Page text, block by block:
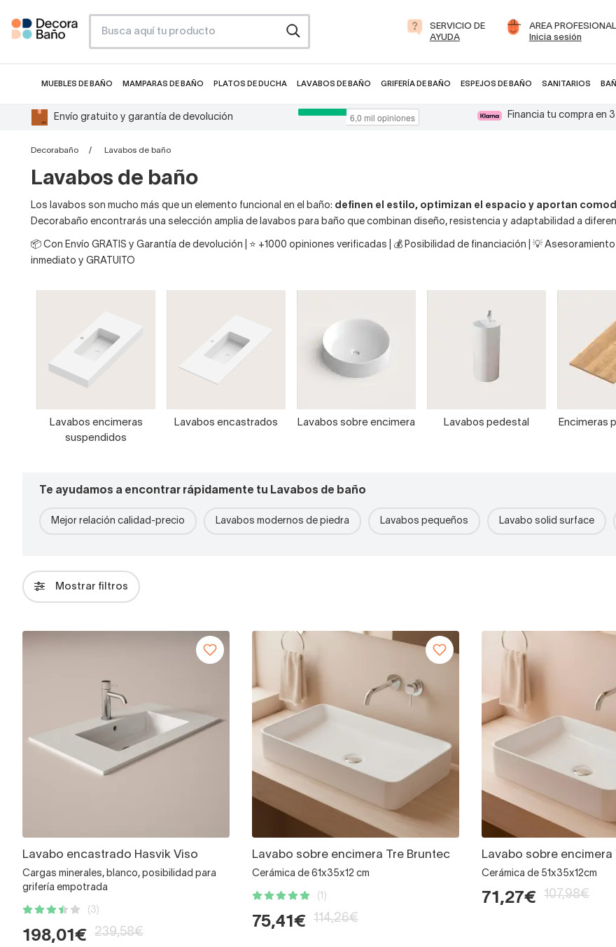
SERVICIO DE
AYUDA
AREA PROFESIONAL
Inicia sesión
MUEBLES DE BAÑO MAMPARAS DE BAÑO PLATOS DE DUCHA LAVABOS DE BAÑO GRIFERÍA DE BAÑO ESPEJOS DE BAÑO SANITARIOS
Envío gratuito y garantía de devolución Financia tu compra en
Decorabaño Lavabos de baño
Lavabos de baño
Los lavabos son mucho más que un elemento funcional en el baño: definen el estilo, optimizan el espacio y aportan
Decorabaño encontrarás una selección amplia de lavabos para baño que combinan diseño, resistencia y adaptabilidad a
📦 Con Envío GRATIS y Garantía de devolución | ⭐ +1000 opiniones verificadas | 💰 Posibilidad de financiación | 💡 Asesoramiento
inmediato y GRATUITO
Lavabos encimeras
suspendidos
Lavabos encastrados Lavabos sobre encimera Lavabos pedestal Encimeras
Te ayudamos a encontrar rápidamente tu Lavabos de baño
Mejor relación calidad-precio Lavabos modernos de piedra Lavabos pequeños Lavabo solid surface
Mostrar filtros
Lavabo encastrado Hasvik Viso
Cargas minerales, blanco, posibilidad para
grifería empotrada
(3)
198,01€ 239,58€
Lavabo sobre encimera Tre Bruntec
Cerámica de 61x35x12 cm
(1)
75,41€ 114,26€
Lavabo sobre encimera
Cerámica de 51x35x12cm
71,27€ 107,98€